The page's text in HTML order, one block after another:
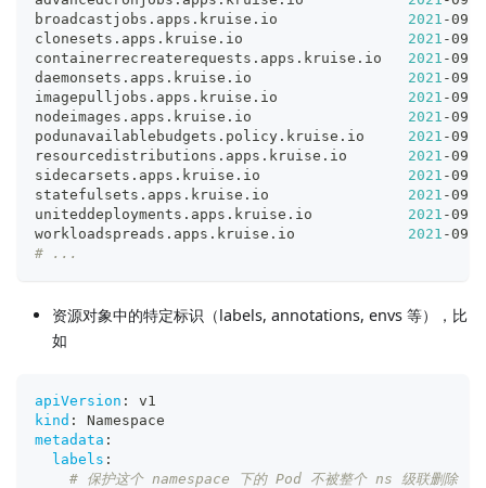
broadcastjobs.apps.kruise.io 2021 -09-
clonesets.apps.kruise.io 2021 -09-
containerrecreaterequests.apps.kruise.io 2021 -09-
daemonsets.apps.kruise.io 2021 -09-
imagepulljobs.apps.kruise.io 2021 -09-
nodeimages.apps.kruise.io 2021 -09-
podunavailablebudgets.policy.kruise.io 2021 -09-
resourcedistributions.apps.kruise.io 2021 -09-
sidecarsets.apps.kruise.io 2021 -09-
statefulsets.apps.kruise.io 2021 -09-
uniteddeployments.apps.kruise.io 2021 -09-
workloadspreads.apps.kruise.io 2021 -09-
# ...
资源对象中的特定标识（labels, annotations, envs 等），比
如
apiVersion :
v1
kind :
Namespace
metadata :
labels :
# 保护这个 namespace 下的 Pod 不被整个 ns 级联删除